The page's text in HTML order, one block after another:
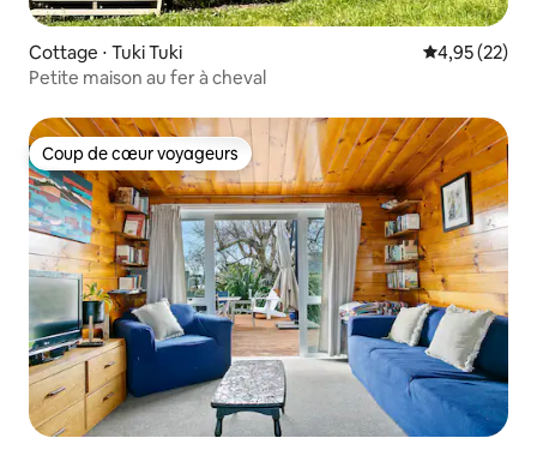
Cottage ⋅ Tuki Tuki Évaluation
4,95 (22)
Petite maison au fer à cheval
Coup de cœur voyageurs
Coup de cœur voyageurs